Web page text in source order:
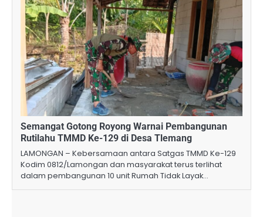
Semangat Gotong Royong Warnai Pembangunan
Rutilahu TMMD Ke-129 di Desa Tlemang
LAMONGAN – Kebersamaan antara Satgas TMMD Ke-129
Kodim 0812/Lamongan dan masyarakat terus terlihat
dalam pembangunan 10 unit Rumah Tidak Layak…